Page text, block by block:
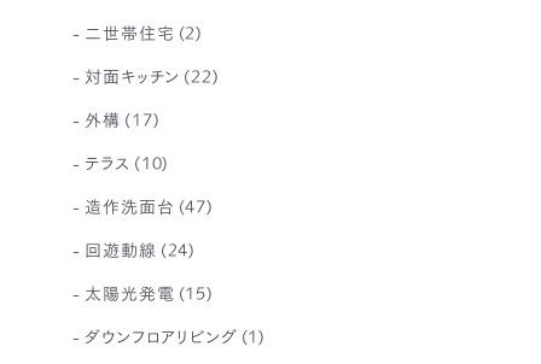
二世帯住宅 (2)
対面キッチン (22)
外構 (17)
テラス (10)
造作洗面台 (47)
回遊動線 (24)
太陽光発電 (15)
ダウンフロアリビング (1)